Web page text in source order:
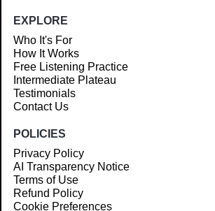
EXPLORE
Who It's For
How It Works
Free Listening Practice
Intermediate Plateau
Testimonials
Contact Us
POLICIES
Privacy Policy
AI Transparency Notice
Terms of Use
Refund Policy
Cookie Preferences